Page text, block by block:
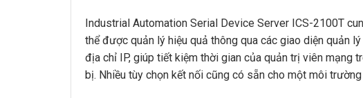
Industrial Automation Serial Device Server ICS-2100T
thể được quản lý hiệu quả thông qua các giao diện quản
địa chỉ IP, giúp tiết kiệm thời gian của quản trị viên mạng
bị. Nhiều tùy chọn kết nối cũng có sẵn cho một môi